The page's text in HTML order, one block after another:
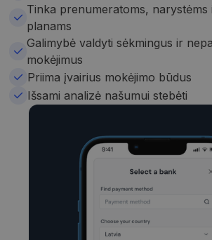
Tinka prenumeratoms, narystėms
planams
Galimybė valdyti sėkmingus ir
mokėjimus
Priima įvairius mokėjimo būdus
Išsami analizė našumui stebėti